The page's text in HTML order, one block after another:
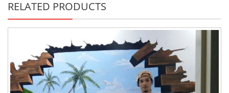
RELATED PRODUCTS